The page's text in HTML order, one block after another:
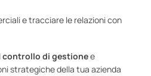
e tracciare le relazioni con
controllo di gestionee
strategiche della tua azienda